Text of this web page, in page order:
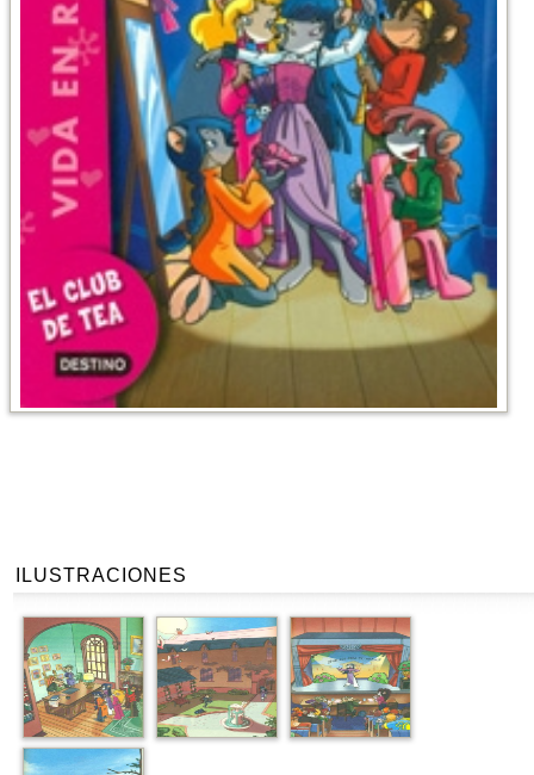
ILUSTRACIONES